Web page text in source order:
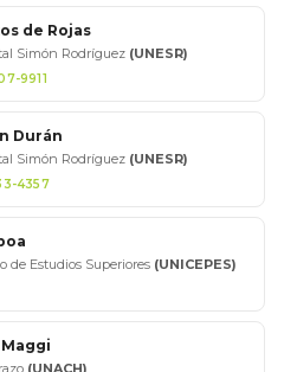
de Rojas
Simón Rodríguez (UNESR)
9911
Durán
Simón Rodríguez (UNESR)
4357
de Estudios Superiores (UNICEPES)
(UNACH)